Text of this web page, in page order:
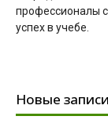
профессионалы
успех в учебе.
Новые записи